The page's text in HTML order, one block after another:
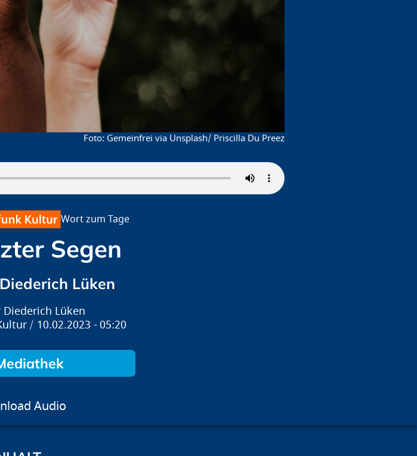
Gemeinfrei via Unsplash/ Priscilla Du Preez
Wort zum Tage
Segen
Lüken
Diederich Lüken
10.02.2023 05:20
Audio